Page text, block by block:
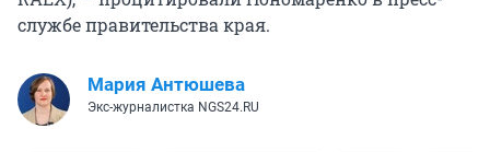
службе правительства края.
Мария Антюшева
Экс-журналистка NGS24.RU